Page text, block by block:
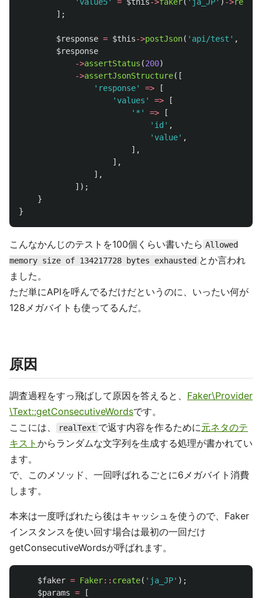
];
$response = $this->postJson( 'api/test' ,
$response
->assertStatus (200)
->assertJsonStructure([
'response'
=>
[
'values'
=>
[
'*'
=>
[
'id' ,
'value' ,
],
],
],
]);
}
}
こんなかんじのテストを100個くらい書いたら Allowed
memory size of 134217728 bytes exhausted とか言われ
ました。
ただ単にAPIを呼んでるだけだというのに、いったい何が
128メガバイトも使ってるんだ。
原因
調査過程をすっ飛ばして原因を答えると、 Faker\Provider
\Text::getConsecutiveWordsです。
ここには、
realText で返す内容を作るために元ネタのテ
キスト からランダムな文字列を生成する処理が書かれてい
ます。
で、このメソッド、一回呼ばれるごとに6メガバイト消費
します。
本来は一度呼ばれたら後はキャッシュを使うので、Faker
インスタンスを使い回す場合は最初の一回だけ
getConsecutiveWordsが呼ばれます。
$faker = Faker:: create( 'ja_JP' );
$params =
[